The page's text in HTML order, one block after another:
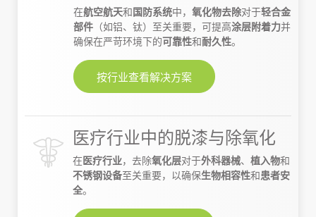
在航空航天和国防系统中， 氧化物去除对于轻合金
部件 （如铝、钛）至关重要，可提高涂层附着力并
确保在严苛环境下的可靠性和耐久性。
按行业查看解决方案
医疗行业中的脱漆与除氧化
在医疗行业，去除氧化层对于外科器械、 植入物和
不锈钢设备至关重要，以确保生物相容性和患者安
全。